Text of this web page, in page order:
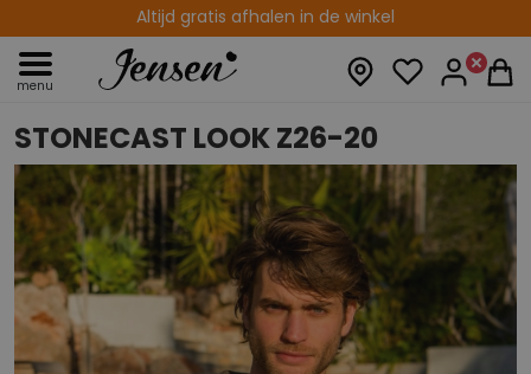
Altijd gratis afhalen in de winkel
14 dagen retourtermijn
menu
STONECAST LOOK Z26-20